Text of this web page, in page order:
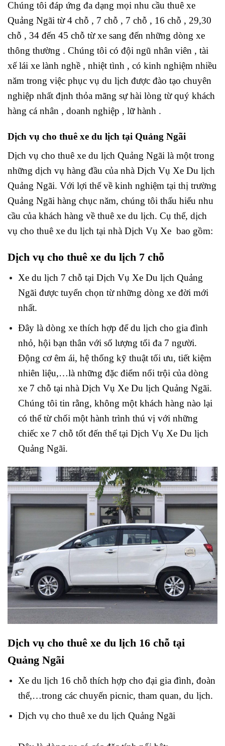
Chúng tôi đáp ứng đa dạng mọi nhu cầu thuê xe
Quảng Ngãi từ 4 chỗ , 7 chỗ , 7 chỗ , 16 chỗ , 29,30
chỗ , 34 đến 45 chỗ từ xe sang đến những dòng xe
thông thường . Chúng tôi có đội ngũ nhân viên , tài
xế lái xe lành nghề , nhiệt tình , có kinh nghiệm nhiều
năm trong việc phục vụ du lịch được đào tạo chuyên
nghiệp nhất định thỏa mãng sự hài lòng từ quý khách
hàng cá nhân , doanh nghiệp , lữ hành .
Dịch vụ cho thuê xe du lịch tại Quảng Ngãi
Dịch vụ cho thuê xe du lịch Quảng Ngãi là một trong
những dịch vụ hàng đầu của nhà Dịch Vụ Xe Du lịch
Quảng Ngãi. Với lợi thế về kinh nghiệm tại thị trường
Quảng Ngãi hàng chục năm, chúng tôi thấu hiểu nhu
cầu của khách hàng về thuê xe du lịch. Cụ thể, dịch
vụ cho thuê xe du lịch tại nhà Dịch Vụ Xe bao gồm:
Dịch vụ cho thuê xe du lịch 7 chỗ
Xe du lịch 7 chỗ tại Dịch Vụ Xe Du lịch Quảng
Ngãi được tuyển chọn từ những dòng xe đời mới
nhất.
Đây là dòng xe thích hợp để du lịch cho gia đình
nhỏ, hội bạn thân với số lượng tối đa 7 người.
Động cơ êm ái, hệ thống kỹ thuật tối ưu, tiết kiệm
nhiên liệu,…là những đặc điểm nổi trội của dòng
xe 7 chỗ tại nhà Dịch Vụ Xe Du lịch Quảng Ngãi.
Chúng tôi tin rằng, không một khách hàng nào lại
có thể từ chối một hành trình thú vị với những
chiếc xe 7 chỗ tốt đến thế tại Dịch Vụ Xe Du lịch
Quảng Ngãi.
Dịch vụ cho thuê xe du lịch 16 chỗ tại
Quảng Ngãi
Xe du lịch 16 chỗ thích hợp cho đại gia đình, đoàn
thể,…trong các chuyến picnic, tham quan, du lịch.
Dịch vụ cho thuê xe du lịch Quảng Ngãi